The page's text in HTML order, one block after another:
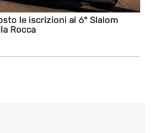
le iscrizioni al 6° Slalom
Rocca